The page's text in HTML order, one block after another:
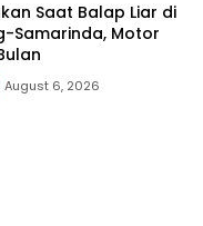
Saat Balap Liar di
Samarinda, Motor
August 6, 2026